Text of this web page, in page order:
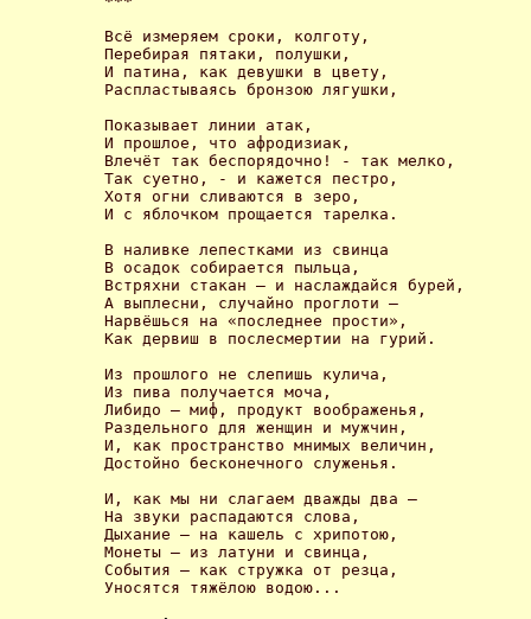
Всё измеряем сроки, колготу,
Перебирая пятаки, полушки,
И патина, как девушки в цвету,
Распластываясь бронзою лягушки,
Показывает линии атак,
И прошлое, что афродизиак,
Влечёт так беспорядочно! - так мелко,
Так суетно, - и кажется пестро,
Хотя огни сливаются в зеро,
И с яблочком прощается тарелка.
В наливке лепестками из свинца
В осадок собирается пыльца,
Встряхни стакан – и наслаждайся бурей,
А выплесни, случайно проглоти –
Нарвёшься на «последнее прости»,
Как дервиш в послесмертии на гурий.
Из прошлого не слепишь кулича,
Из пива получается моча,
Либидо – миф, продукт воображенья,
Раздельного для женщин и мужчин,
И, как пространство мнимых величин,
Достойно бесконечного служенья.
И, как мы ни слагаем дважды два –
На звуки распадаются слова,
Дыхание – на кашель с хрипотою,
Монеты – из латуни и свинца,
События – как стружка от резца,
Уносятся тяжёлою водою...